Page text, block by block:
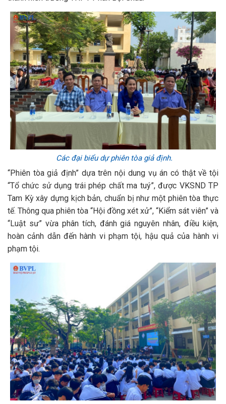
Các đại biểu dự phiên tòa giả định.
“Phiên tòa giả định” dựa trên nội dung vụ án có thật về tội
“Tổ chức sử dụng trái phép chất ma tuý”, được VKSND TP
Tam Kỳ xây dựng kịch bản, chuẩn bị như một phiên tòa thực
tế. Thông qua phiên tòa “Hội đồng xét xử”, “Kiểm sát viên” và
“Luật sư” vừa phân tích, đánh giá nguyên nhân, điều kiện,
hoàn cảnh dẫn đến hành vi phạm tội, hậu quả của hành vi
phạm tội.